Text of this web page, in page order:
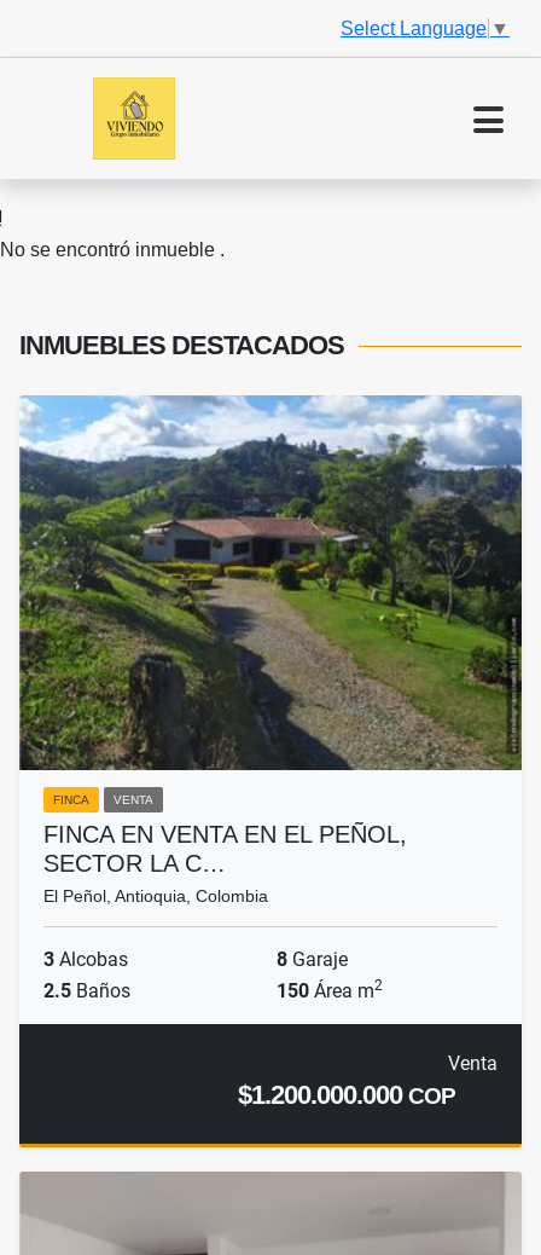
Select Language ▼
No se encontró inmueble .
INMUEBLES DESTACADOS
FINCA VENTA
FINCA EN VENTA EN EL PEÑOL,
SECTOR LA C…
El Peñol, Antioquia, Colombia
3 Alcobas 8 Garaje
2.5 Baños 150 Área m2
Venta
$1.200.000.000COP